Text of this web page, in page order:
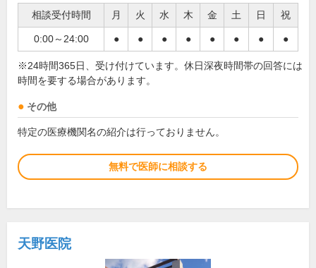
相談受付時間 月 火 水 木 金 土 日 祝
0:00～24:00 ● ● ● ● ● ● ● ●
※24時間365日、受け付けています。休日深夜時間帯の回答には
時間を要する場合があります。
その他
特定の医療機関名の紹介は行っておりません。
無料で医師に相談する
天野医院